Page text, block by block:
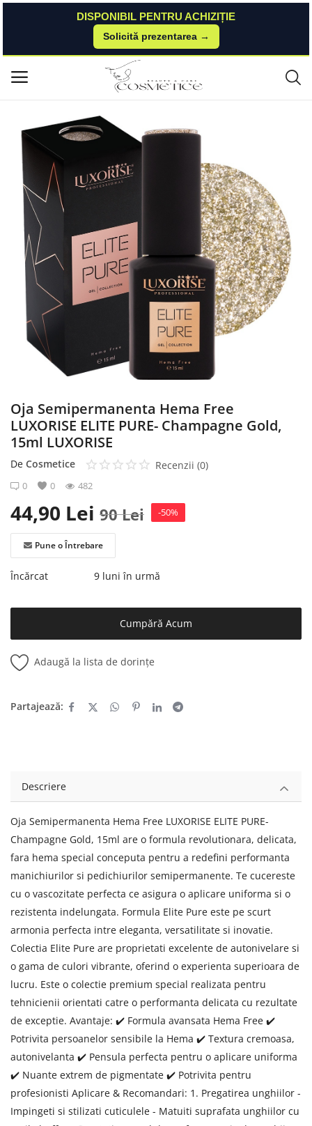
DISPONIBIL PENTRU ACHIZIȚIE
Solicită prezentarea →
Meniu principal
Acasă
Listă de dorințe
Contact
Blog
Autentificare
Înregistrare
Oja Semipermanenta
Oja Semipermanenta Hema Free LUXORISE ELITE PURE- Champagne Gol
Oja Semipermanenta Hema Free
LUXORISE ELITE PURE- Champagne Gold,
15ml LUXORISE
De Cosmetice Recenzii (0)
0 0 482
44,90 Lei 90Lei -50%
Pune o Întrebare
Încărcat 9 luni în urmă
Cumpără Acum
Adaugă la lista de dorințe
Partajează:
Descriere
Oja Semipermanenta Hema Free LUXORISE ELITE PURE-
Champagne Gold, 15ml are o formula revolutionara, delicata,
fara hema special conceputa pentru a redefini performanta
manichiurilor si pedichiurilor semipermanente. Te cucereste
cu o vascozitate perfecta ce asigura o aplicare uniforma si o
rezistenta indelungata. Formula Elite Pure este pe scurt
armonia perfecta intre eleganta, versatilitate si inovatie.
Colectia Elite Pure are proprietati excelente de autonivelare si
o gama de culori vibrante, oferind o experienta superioara de
lucru. Este o colectie premium special realizata pentru
tehnicienii orientati catre o performanta delicata cu rezultate
de exceptie. Avantaje: ✔️ Formula avansata Hema Free ✔️
Potrivita persoanelor sensibile la Hema ✔️ Textura cremoasa,
autonivelanta ✔️ Pensula perfecta pentru o aplicare uniforma
✔️ Nuante extrem de pigmentate ✔️ Potrivita pentru
profesionisti Aplicare & Recomandari: 1. Pregatirea unghiilor -
Impingeti si stilizati cuticulele - Matuiti suprafata unghiilor cu